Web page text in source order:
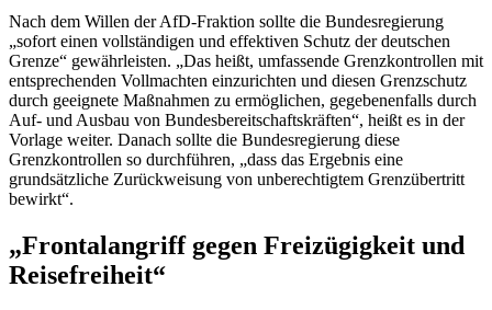
Nach dem Willen der AfD-Fraktion sollte die Bundesregierung
„sofort einen vollständigen und effektiven Schutz der deutschen
Grenze“ gewährleisten. „Das heißt, umfassende Grenzkontrollen mit
entsprechenden Vollmachten einzurichten und diesen Grenzschutz
durch geeignete Maßnahmen zu ermöglichen, gegebenenfalls durch
Auf- und Ausbau von Bundesbereitschaftskräften“, heißt es in der
Vorlage weiter. Danach sollte die Bundesregierung diese
Grenzkontrollen so durchführen, „dass das Ergebnis eine
grundsätzliche Zurückweisung von unberechtigtem Grenzübertritt
bewirkt“.
„Frontalangriff gegen Freizügigkeit und
Reisefreiheit“